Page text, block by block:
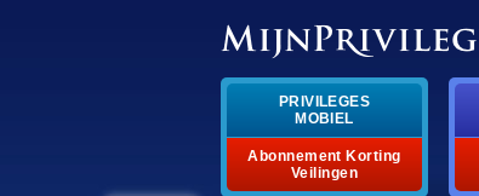
PRIVILEGES
MOBIEL
Abonnement Korting
Veilingen